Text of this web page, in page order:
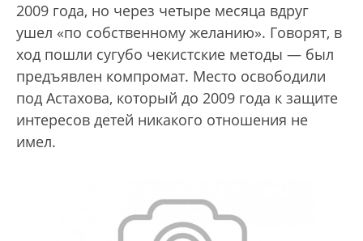
2009 года, но через четыре месяца вдруг
ушел «по собственному желанию». Говорят, в
ход пошли сугубо чекистские методы — был
предъявлен компромат. Место освободили
под Астахова, который до 2009 года к защите
интересов детей никакого отношения не
имел.